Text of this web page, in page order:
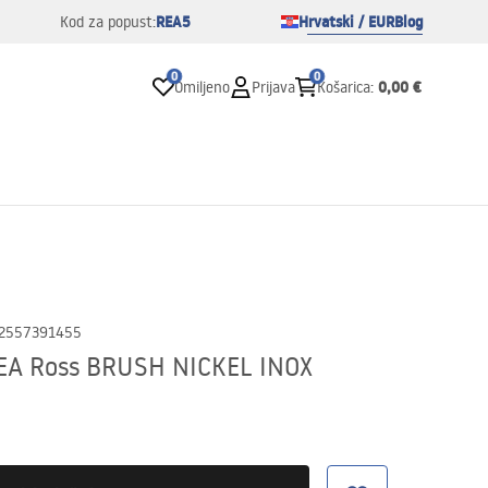
Kod za popust:REA5 Hrvatski / EURBlog
0
Omiljeno Prijava
0
Košarica: 0,00 €
Ross BRUSH NICKEL INOX